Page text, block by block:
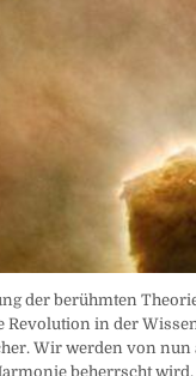
der berühmten
Revolution in der
Wir werden von nun
beherrscht